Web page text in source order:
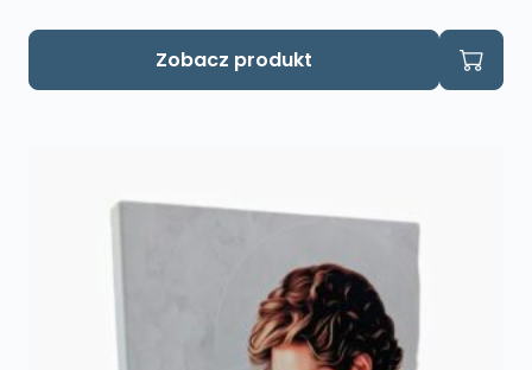
Zobacz produkt